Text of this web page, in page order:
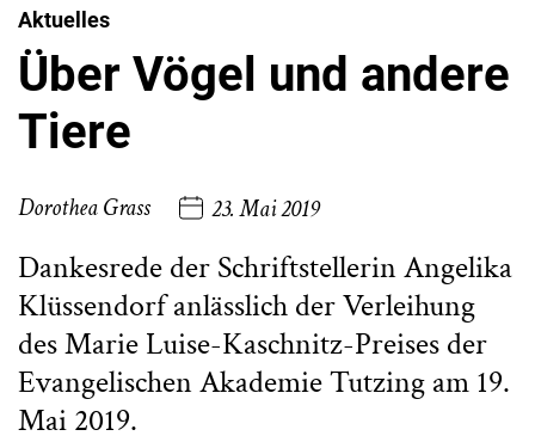
Aktuelles
Über Vögel und andere
Tiere
Dorothea Grass 23. Mai 2019
Dankesrede der Schriftstellerin Angelika
Klüssendorf anlässlich der Verleihung
des Marie Luise-Kaschnitz-Preises der
Evangelischen Akademie Tutzing am 19.
Mai 2019.